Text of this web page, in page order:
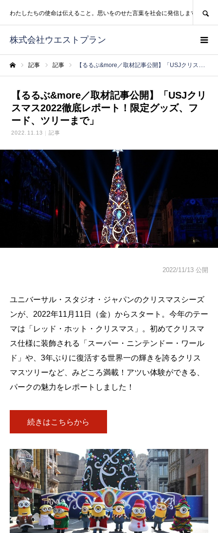
株式会社ウエストプラン
わたしたちの使命は伝えること。思いをのせた言葉を社会に発信します。
記事 記事 【るるぶ&more／取材記事公開】「USJクリスマス2022徹底レポート！限定グッズ、フード、ツリーまで」
【るるぶ&more／取材記事公開】「USJクリ
スマス2022徹底レポート！限定グッズ、フ
ード、ツリーまで」
2022.11.13 記事
2022/11/13 公開
ユニバーサル・スタジオ・ジャパンのクリスマスシーズ
ンが、2022年11月11日（金）からスタート。今年のテー
マは「レッド・ホット・クリスマス」。初めてクリスマ
ス仕様に装飾される「スーパー・ニンテンドー・ワール
ド」や、3年ぶりに復活する世界一の輝きを誇るクリス
マスツリーなど、みどころ満載！アツい体験ができる、
パークの魅力をレポートしました！
続きはこちらから